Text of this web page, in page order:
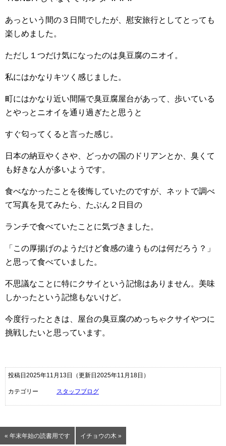
あっという間の３日間でしたが、慰安旅行としてとっても
楽しめました。
ただし１つだけ気になったのは臭豆腐のニオイ。
私にはかなりキツく感じました。
町にはかなり近い間隔で臭豆腐屋台があって、歩いている
とやっとニオイを通り過ぎたと思うと
すぐ匂ってくると言った感じ。
日本の納豆やくさや、どっかの国のドリアンとか、臭くて
も好きな人が多いようです。
食べなかったことを後悔していたのですが、ネットで調べ
て写真を見てみたら、たぶん２日目の
ランチで食べていたことに気づきました。
「この厚揚げのようだけど食感の違うものは何だろう？」
と思って食べていました。
不思議なことに特にクサイという記憶はありません。美味
しかったという記憶もないけど。
今度行ったときは、屋台の臭豆腐のめっちゃクサイやつに
挑戦したいと思っています。
投稿日2025年11月13日 （更新日2025年11月18日）
カテゴリー スタッフブログ
« 年末年始の読書用です イチョウの木 »